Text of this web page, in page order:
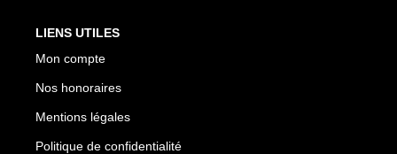
LIENS UTILES
Mon compte
Nos honoraires
Mentions légales
Politique de confidentialité